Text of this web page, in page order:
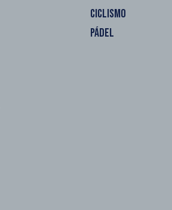
CICLISMO
PÁDEL